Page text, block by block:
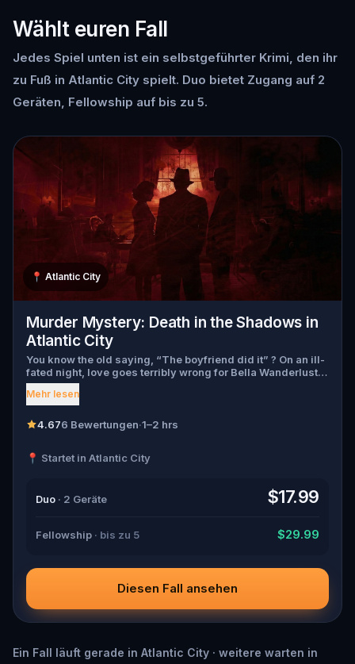
Wählt euren Fall
Jedes Spiel unten ist ein selbstgeführter Krimi, den ihr
zu Fuß in Atlantic City spielt. Duo bietet Zugang auf 2
Geräten, Fellowship auf bis zu 5.
📍 Atlantic City
Murder Mystery: Death in the Shadows in
Atlantic City
You know the old saying, “The boyfriend did it” ? On an ill-
fated night, love goes terribly wrong for Bella Wanderlust
and Walter Bridges . Bella, a famous travel blogger, was
found dead during a ghost tour led by the theatrical Percy
Walter, the obsessed boyfriend? Percy, the ghost tour
suspects, and expose the real murderer before they strike
Mehr lesen
4.676 Bewertungen·1–2 hrs
📍 Startet in Atlantic City
Duo · 2 Geräte $17.99
Fellowship · bis zu 5 $29.99
Diesen Fall ansehen
Ein Fall läuft gerade in Atlantic City · weitere warten in